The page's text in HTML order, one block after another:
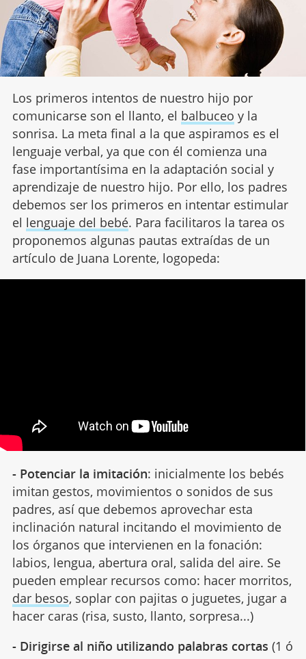
Los primeros intentos de nuestro hijo por
comunicarse son el llanto, el balbuceo y la
sonrisa. La meta final a la que aspiramos es el
lenguaje verbal, ya que con él comienza una
fase importantísima en la adaptación social y
aprendizaje de nuestro hijo. Por ello, los padres
debemos ser los primeros en intentar estimular
el lenguaje del bebé. Para facilitaros la tarea os
proponemos algunas pautas extraídas de un
artículo de Juana Lorente, logopeda:
- Potenciar la imitación: inicialmente los bebés
imitan gestos, movimientos o sonidos de sus
padres, así que debemos aprovechar esta
inclinación natural incitando el movimiento de
los órganos que intervienen en la fonación:
labios, lengua, abertura oral, salida del aire. Se
pueden emplear recursos como: hacer morritos,
dar besos, soplar con pajitas o juguetes, jugar a
hacer caras (risa, susto, llanto, sorpresa...)
- Dirigirse al niño utilizando palabras cortas (1 ó